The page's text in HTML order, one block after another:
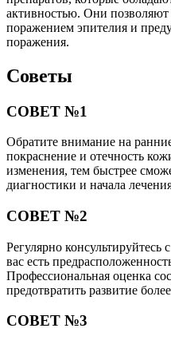
активностью. Они
поражением эпителия и
поражения.
Советы
СОВЕТ №1
Обратите внимание на
покраснение и отечность
изменения, тем быстрее
диагностики и начала
СОВЕТ №2
Регулярно консультируйтесь
вас есть
Профессиональная оценка
предотвратить развитие
СОВЕТ №3